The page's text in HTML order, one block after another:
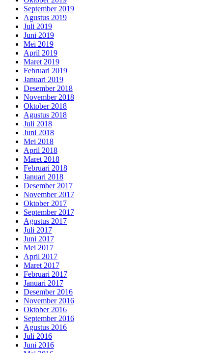
September 2019
Agustus 2019
Juli 2019
Juni 2019
Mei 2019
April 2019
Maret 2019
Februari 2019
Januari 2019
Desember 2018
November 2018
Oktober 2018
Agustus 2018
Juli 2018
Juni 2018
Mei 2018
April 2018
Maret 2018
Februari 2018
Januari 2018
Desember 2017
November 2017
Oktober 2017
September 2017
Agustus 2017
Juli 2017
Juni 2017
Mei 2017
April 2017
Maret 2017
Februari 2017
Januari 2017
Desember 2016
November 2016
Oktober 2016
September 2016
Agustus 2016
Juli 2016
Juni 2016